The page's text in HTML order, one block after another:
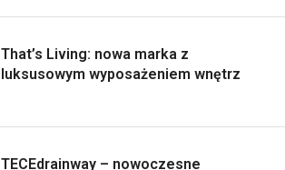
That’s Living: nowa marka z
luksusowym wyposażeniem wnętrz
TECEdrainway – nowoczesne